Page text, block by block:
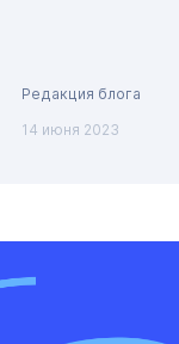
Редакция блога
14 июня 2023